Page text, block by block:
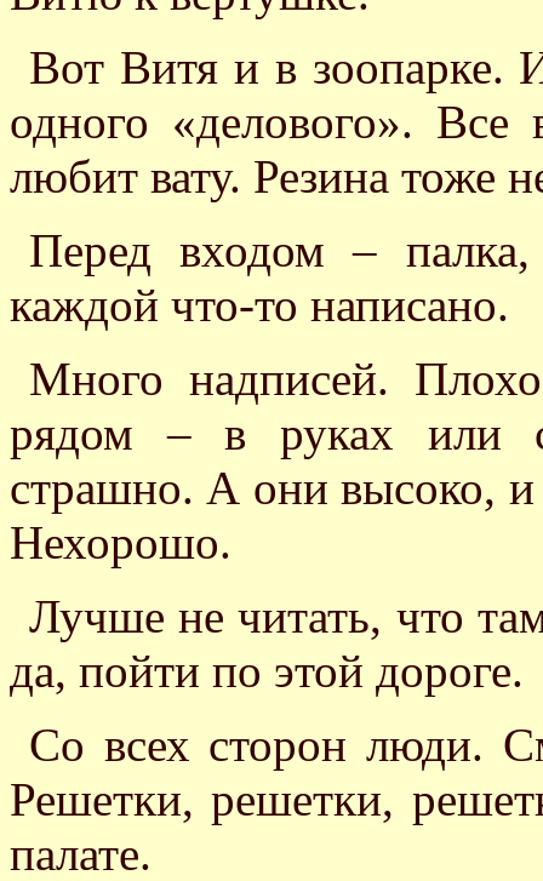
Вот Витя и в зоопарке.
одного «делового».
любит вату. Резина тоже
Перед входом –
каждой что-то написано.
Много надписей.
рядом – в руках или
страшно. А они высоко,
Нехорошо.
Лучше не читать, что
да, пойти по этой дороге.
Со всех сторон люди.
Решетки, решетки,
палате.